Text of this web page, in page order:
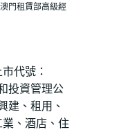
門租賃部高級經
代號：
投資管理公
建、租用、
、酒店、住